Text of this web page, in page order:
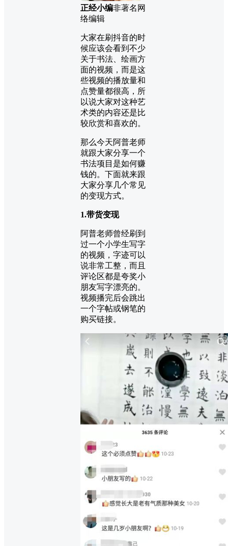
正经小编非著名网
络编辑
大家在刷抖音的时
候应该会看到不少
关于书法、绘画方
面的视频，而是这
些视频的播放量和
点赞量都很高，所
以说大家对这种艺
术类的内容还是比
较欣赏和喜欢的。
那么今天阿普老师
就跟大家分享一个
书法项目是如何赚
钱的。下面就来跟
大家分享几个常见
的变现方式。
1.带货变现
阿普老师曾经刷到
过一个小学生写字
的视频，字迹可以
说非常工整，而且
评论区都是夸奖小
朋友写字漂亮的。
视频播完后会跳出
一个字帖或钢笔的
购买链接。